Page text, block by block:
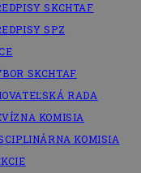
SKCHTAF
SPZ
SKCHTAF
RADA
KOMISIA
KOMISIA